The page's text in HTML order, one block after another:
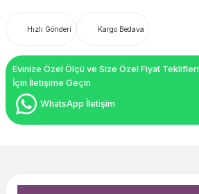
Hızlı Gönderi Kargo Bedava
Evinize Özel Ölçü ve Size Özel Fiyat Teklifleri
İçin İletişime Geçin
WhatsApp İletişim